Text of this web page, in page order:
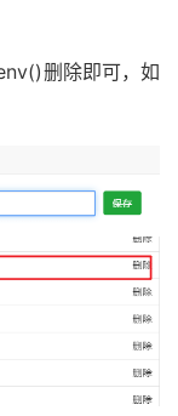
删除即可，如